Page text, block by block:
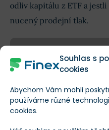
Souhlas s
cookies
Abychom Vám mohli
používáme různé
cookies.
odliv kapitálu z ETF a
nucený prodejní tlak.
Greenspan je opatrnější
nemusí být u konce.